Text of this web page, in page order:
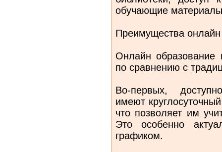
обучающие
Преимущества онлайн
Онлайн образование
по сравнению с
Во-первых,
имеют
что позволяет им
Это особенно
графиком.